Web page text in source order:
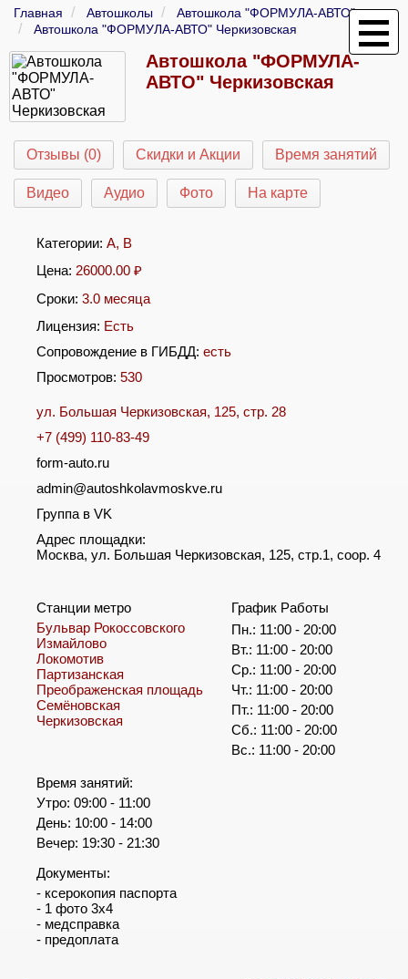
Главная Автошколы
Автошкола "ФОРМУЛА-АВТО"
Автошкола "ФОРМУЛА-АВТО" Черкизовская
Автошкола "ФОРМУЛА-
АВТО" Черкизовская
Отзывы (0) Скидки и Акции Время занятий
Видео Аудио Фото На карте
Категории: A, B
Цена: 26000.00 ₽
Сроки: 3.0 месяца
Лицензия: Есть
Сопровождение в ГИБДД: есть
Просмотров: 530
ул. Большая Черкизовская, 125, стр. 28
+7 (499) 110-83-49
form-auto.ru
admin@autoshkolavmoskve.ru
Группа в VK
Адрес площадки:
Москва, ул. Большая Черкизовская, 125, стр.1, соор. 4
Станции метро
Бульвар Рокоссовского
Измайлово
Локомотив
Партизанская
Преображенская площадь
Семёновская
Черкизовская
График Работы
Пн.: 11:00 - 20:00
Вт.: 11:00 - 20:00
Ср.: 11:00 - 20:00
Чт.: 11:00 - 20:00
Пт.: 11:00 - 20:00
Сб.: 11:00 - 20:00
Вс.: 11:00 - 20:00
Время занятий:
Утро: 09:00 - 11:00
День: 10:00 - 14:00
Вечер: 19:30 - 21:30
Документы:
- ксерокопия паспорта
- 1 фото 3х4
- медсправка
- предоплата